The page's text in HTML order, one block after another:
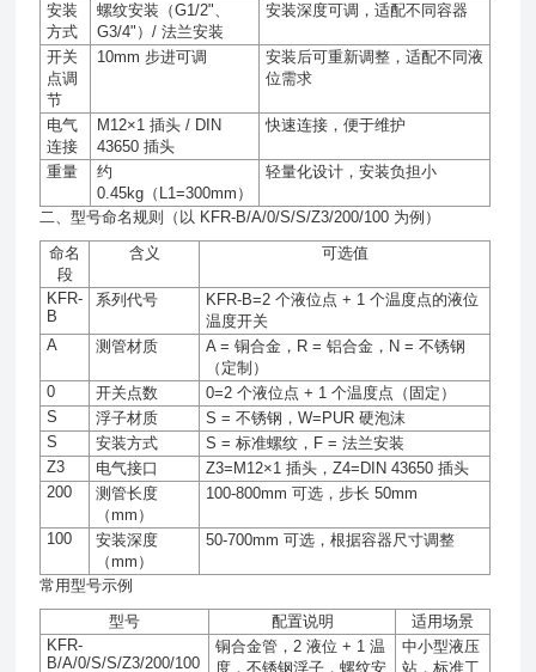
安装
方式
螺纹安装（G1/2"、
G3/4" ）/法兰安装
安装深度可调，适配不同容器
开关
点调
节
10mm步进可调
安装后可重新调整，适配不同液
位需求
电气
连接
M12×1插头 / DIN
43650插头
快速连接，便于维护
重量
约
0.45kg （ L1=300mm ）
轻量化设计，安装负担小
二、型号命名规则（以 KFR-B/A/0/S/S/Z3/200/100 为例）
命名
段
含义 可选值
KFR-
B
系列代号 KFR-B=2个液位点 + 1个温度点的液位
温度开关
A
测管材质 A =铜合金， R =铝合金， N =不锈钢
（定制）
0
开关点数 0=2个液位点 + 1个温度点（固定）
S
浮子材质 S =不锈钢，W=PUR硬泡沫
S
安装方式 S =标准螺纹， F =法兰安装
Z3
电气接口 Z3=M12×1插头，Z4=DIN 43650插头
200
测管长度
（mm ）
100-800mm可选，步长 50mm
100
安装深度
（mm ）
50-700mm可选，根据容器尺寸调整
常用型号示例
型号
配置说明
适用场景
KFR-
B/A/0/S/S/Z3/200/100
铜合金管，2液位 + 1温
度，不锈钢浮子，螺纹安
中小型液压
站，标准工